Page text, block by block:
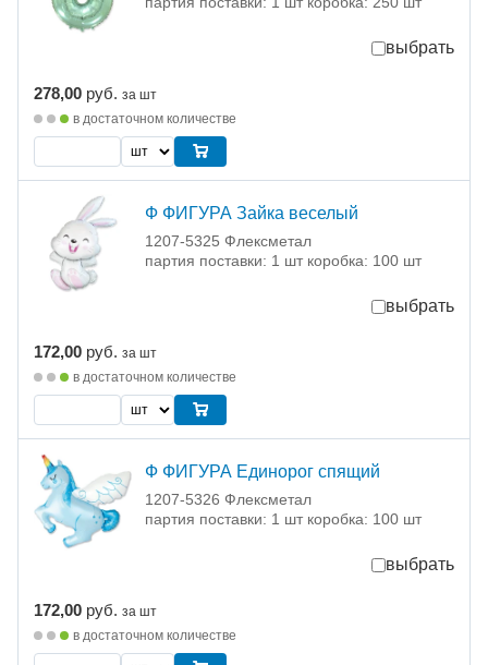
выбрать
278,00 руб. за шт
в достаточном количестве
Ф ФИГУРА Зайка веселый
1207-5325 Флексметал
партия поставки: 1 шт коробка: 100 шт
выбрать
172,00 руб. за шт
в достаточном количестве
Ф ФИГУРА Единорог спящий
1207-5326 Флексметал
партия поставки: 1 шт коробка: 100 шт
выбрать
172,00 руб. за шт
в достаточном количестве